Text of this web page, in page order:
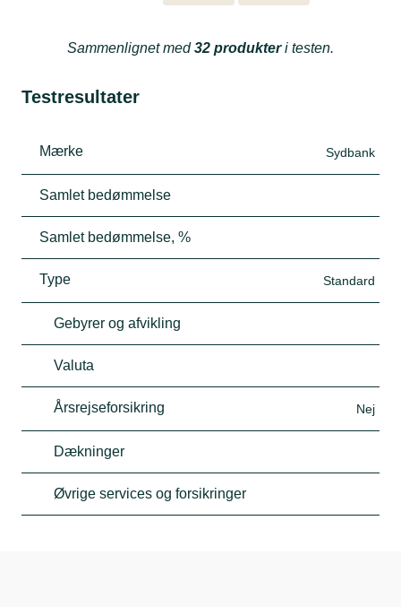
Sammenlignet med32 produkteri testen.
Testresultater
Mærke Sydbank
Samlet bedømmelse
Samlet bedømmelse, %
Type Standard
Gebyrer og afvikling
Valuta
Årsrejseforsikring Nej
Dækninger
Øvrige services og forsikringer